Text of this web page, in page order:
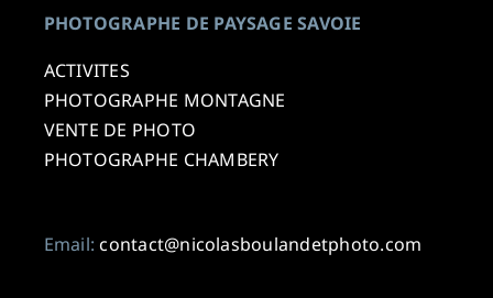
PHOTOGRAPHE DE PAYSAGE SAVOIE
ACTIVITES
PHOTOGRAPHE MONTAGNE
VENTE DE PHOTO
PHOTOGRAPHE CHAMBERY
Email:contact@nicolasboulandetphoto.com